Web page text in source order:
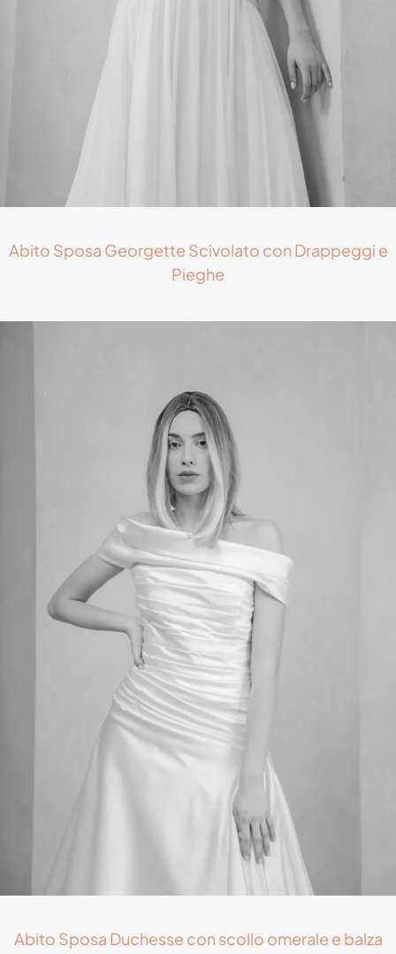
Abito Sposa Georgette Scivolato con Drappeggi e
Pieghe
Abito Sposa Duchesse con scollo omerale e balza